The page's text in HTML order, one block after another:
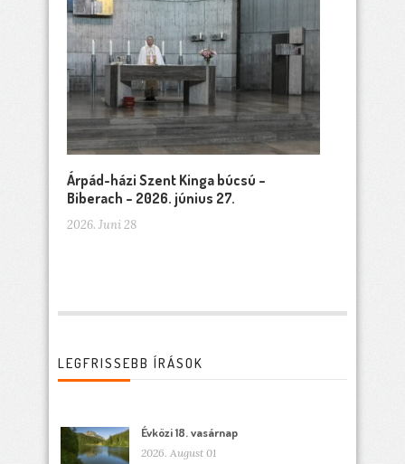
Árpád-házi Szent Kinga búcsú –
Biberach – 2026. június 27.
2026. Juni 28
LEGFRISSEBB ÍRÁSOK
Évközi 18. vasárnap
2026. August 01